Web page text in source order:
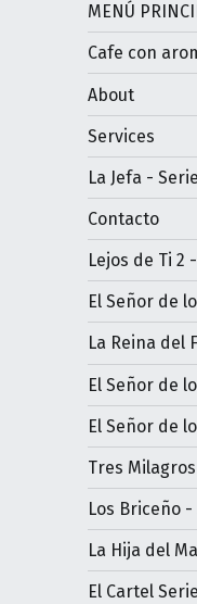
MENÚ
Cafe con
About
Services
La Jefa -
Contacto
Lejos de Ti 2
El Señor de
La Reina del
El Señor de
El Señor de
Tres
Los Briceño
La Hija del
El Cartel